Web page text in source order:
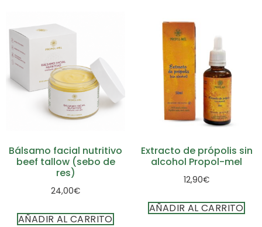
Bálsamo facial nutritivo
beef tallow (sebo de
res)
24,00€
AÑADIR AL CARRITO
Extracto de própolis sin
alcohol Propol-mel
12,90€
AÑADIR AL CARRITO